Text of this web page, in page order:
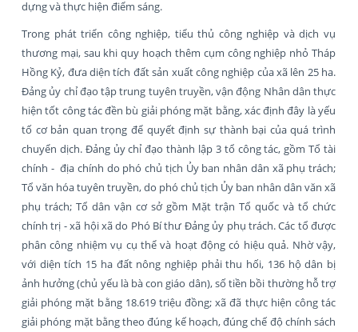
dựng và thực hiện điểm sáng.
Trong phát triển công nghiệp, tiểu thủ công nghiệp và dịch vụ
thương mại, sau khi quy hoạch thêm cụm công nghiệp nhỏ Tháp
Hồng Kỷ, đưa diện tích đất sản xuất công nghiệp của xã lên 25 ha.
Đảng ủy chỉ đạo tập trung tuyên truyền, vận động Nhân dân thực
hiện tốt công tác đền bù giải phóng mặt bằng, xác định đây là yếu
tố cơ bản quan trọng để quyết định sự thành bại của quá trình
chuyển dịch. Đảng ủy chỉ đạo thành lập 3 tổ công tác, gồm Tổ tài
chính - địa chính do phó chủ tịch Ủy ban nhân dân xã phụ trách;
Tổ văn hóa tuyên truyền, do phó chủ tịch Ủy ban nhân dân văn xã
phụ trách; Tổ dân vận cơ sở gồm Mặt trận Tổ quốc và tổ chức
chính trị - xã hội xã do Phó Bí thư Đảng ủy phụ trách. Các tổ được
phân công nhiệm vụ cụ thể và hoạt động có hiệu quả. Nhờ vậy,
với diện tích 15 ha đất nông nghiệp phải thu hối, 136 hộ dân bị
ảnh hưởng (chủ yếu là bà con giáo dân), số tiền bồi thường hỗ trợ
giải phóng mặt bằng 18.619 triệu đồng; xã đã thực hiện công tác
giải phóng mặt bằng theo đúng kế hoạch, đúng chế độ chính sách